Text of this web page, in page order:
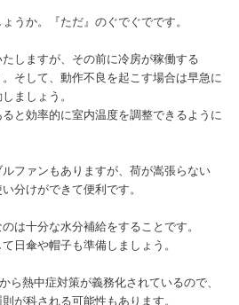
うか。『ただ』のぐでぐでです。
しますが、その前に冷房が稼働する
そして、動作不良を起こす場合は早急に
ましょう。
と効率的に室内温度を調整できるように
ファンもありますが、荷が嵩張らない
分けができて便利です。
は十分な水分補給をすることです。
日傘や帽子も準備しましょう。
ら熱中症対策が義務化されているので、
が科される可能性もあります。